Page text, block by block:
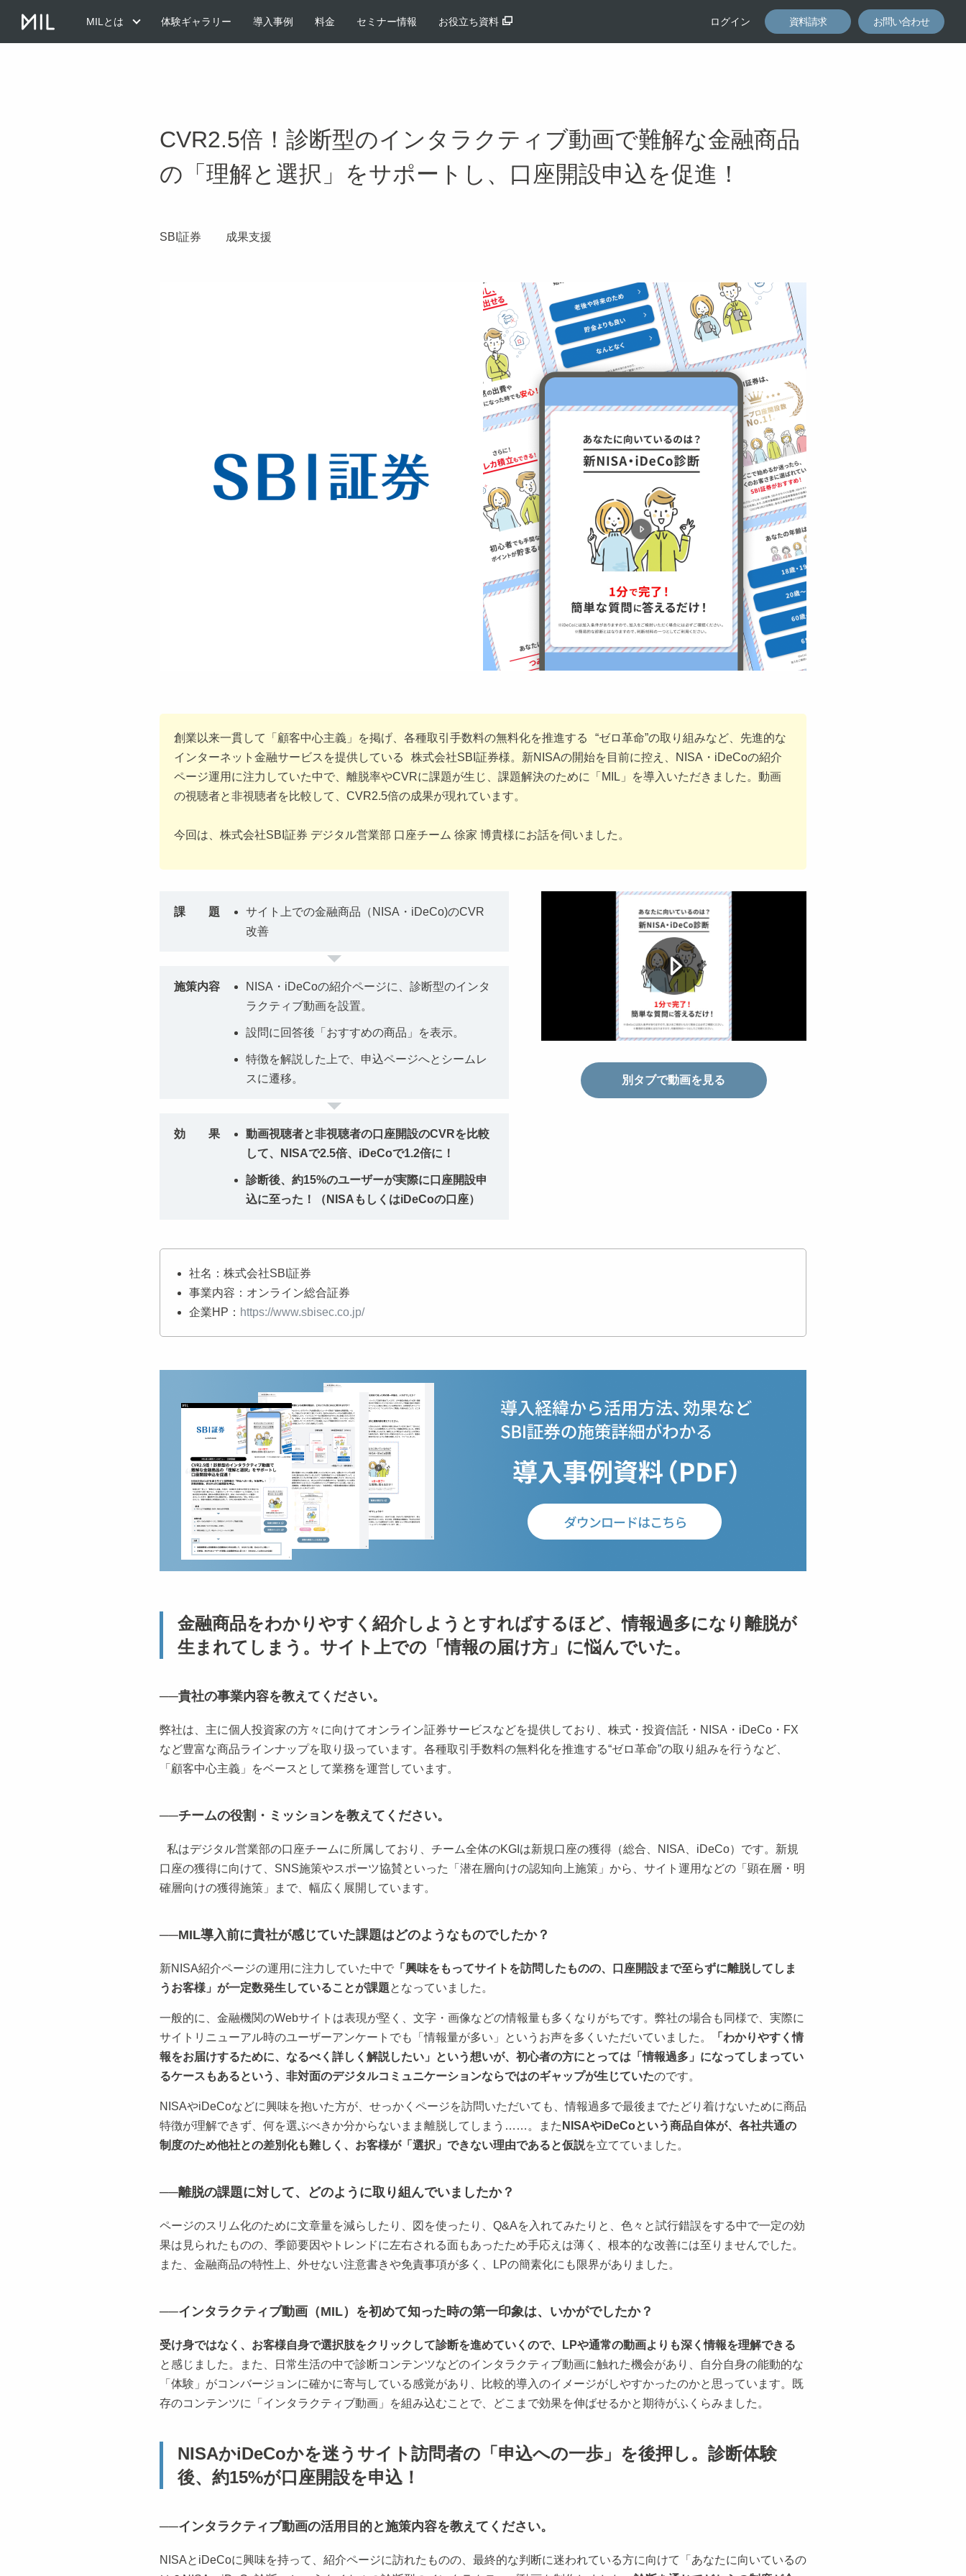
MILとは 体験ギャラリー 導入事例 料金 セミナー情報 お役立ち資料 ログイン 資料請求 お問い合わせ
CVR2.5倍！診断型のインタラクティブ動画で難解な金融商品
の「理解と選択」をサポートし、口座開設申込を促進！
SBI証券 成果支援
創業以来一貫して「顧客中心主義」を掲げ、各種取引手数料の無料化を推進する “ゼロ革命”の取り組みなど、先進的な
インターネット金融サービスを提供している 株式会社SBI証券様。新NISAの開始を目前に控え、NISA・iDeCoの紹介
ページ運用に注力していた中で、離脱率やCVRに課題が生じ、課題解決のために「MIL」を導入いただきました。動画
の視聴者と非視聴者を比較して、CVR2.5倍の成果が現れています。
今回は、株式会社SBI証券 デジタル営業部 口座チーム 徐家 博貴様にお話を伺いました。
課 題
サイト上での金融商品（NISA・iDeCo)のCVR
改善
施策内容
NISA・iDeCoの紹介ページに、診断型のインタ
ラクティブ動画を設置。
設問に回答後「おすすめの商品」を表示。
特徴を解説した上で、申込ページへとシームレ
スに遷移。
効 果
動画視聴者と非視聴者の口座開設のCVRを比較
して、NISAで2.5倍、iDeCoで1.2倍に！
診断後、約15%のユーザーが実際に口座開設申
込に至った！（NISAもしくはiDeCoの口座）
別タブで動画を見る
社名：株式会社SBI証券
事業内容：オンライン総合証券
企業HP： https://www.sbisec.co.jp/
金融商品をわかりやすく紹介しようとすればするほど、情報過多になり離脱が
生まれてしまう。サイト上での「情報の届け方」に悩んでいた。
──貴社の事業内容を教えてください。
弊社は、主に個人投資家の方々に向けてオンライン証券サービスなどを提供しており、株式・投資信託・NISA・iDeCo・FX
など豊富な商品ラインナップを取り扱っています。各種取引手数料の無料化を推進する“ゼロ革命”の取り組みを行うなど、
「顧客中心主義」をベースとして業務を運営しています。
──チームの役割・ミッションを教えてください。
私はデジタル営業部の口座チームに所属しており、チーム全体のKGIは新規口座の獲得（総合、NISA、iDeCo）です。新規
口座の獲得に向けて、SNS施策やスポーツ協賛といった「潜在層向けの認知向上施策」から、サイト運用などの「顕在層・明
確層向けの獲得施策」まで、幅広く展開しています。
──MIL導入前に貴社が感じていた課題はどのようなものでしたか？
新NISA紹介ページの運用に注力していた中で 「興味をもってサイトを訪問したものの、口座開設まで至らずに離脱してしま
うお客様」が一定数発生していることが課題となっていました。
一般的に、金融機関のWebサイトは表現が堅く、文字・画像などの情報量も多くなりがちです。弊社の場合も同様で、実際に
サイトリニューアル時のユーザーアンケートでも「情報量が多い」というお声を多くいただいていました。
「わかりやすく情
報をお届けするために、なるべく詳しく解説したい」という想いが、初心者の方にとっては「情報過多」になってしまってい
るケースもあるという、非対面のデジタルコミュニケーションならではのギャップが生じていたのです。
NISAやiDeCoなどに興味を抱いた方が、せっかくページを訪問いただいても、情報過多で最後までたどり着けないために商品
特徴が理解できず、何を選ぶべきか分からないまま離脱してしまう……。また NISAやiDeCoという商品自体が、各社共通の
制度のため他社との差別化も難しく、お客様が「選択」できない理由であると仮説を立てていました。
──離脱の課題に対して、どのように取り組んでいましたか？
ページのスリム化のために文章量を減らしたり、図を使ったり、Q&Aを入れてみたりと、色々と試行錯誤をする中で一定の効
果は見られたものの、季節要因やトレンドに左右される面もあったため手応えは薄く、根本的な改善には至りませんでした。
また、金融商品の特性上、外せない注意書きや免責事項が多く、LPの簡素化にも限界がありました。
──インタラクティブ動画（MIL）を初めて知った時の第一印象は、いかがでしたか？
受け身ではなく、お客様自身で選択肢をクリックして診断を進めていくので、LPや通常の動画よりも深く情報を理解できる
と感じました。また、日常生活の中で診断コンテンツなどのインタラクティブ動画に触れた機会があり、自分自身の能動的な
「体験」がコンバージョンに確かに寄与している感覚があり、比較的導入のイメージがしやすかったのかと思っています。既
存のコンテンツに「インタラクティブ動画」を組み込むことで、どこまで効果を伸ばせるかと期待がふくらみました。
NISAかiDeCoかを迷うサイト訪問者の「申込への一歩」を後押し。診断体験
後、約15%が口座開設を申込！
──インタラクティブ動画の活用目的と施策内容を教えてください。
NISAとiDeCoに興味を持って、紹介ページに訪れたものの、最終的な判断に迷われている方に向けて「あなたに向いているの